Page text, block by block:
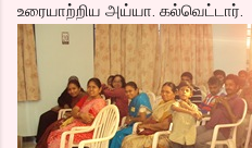
உரையாற்றிய அய்யா. கல்வெட்டார்.